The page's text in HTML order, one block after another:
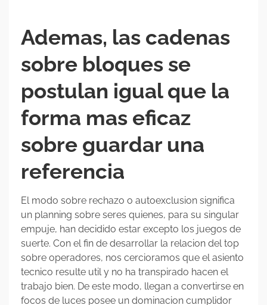
Ademas, las cadenas
sobre bloques se
postulan igual que la
forma mas eficaz
sobre guardar una
referencia
El modo sobre rechazo o autoexclusion significa
un planning sobre seres quienes, para su singular
empuje, han decidido estar excepto los juegos de
suerte. Con el fin de desarrollar la relacion del top
sobre operadores, nos cercioramos que el asiento
tecnico resulte util y no ha transpirado hacen el
trabajo bien. De este modo, llegan a convertirse en
focos de luces posee un dominacion cumplidor